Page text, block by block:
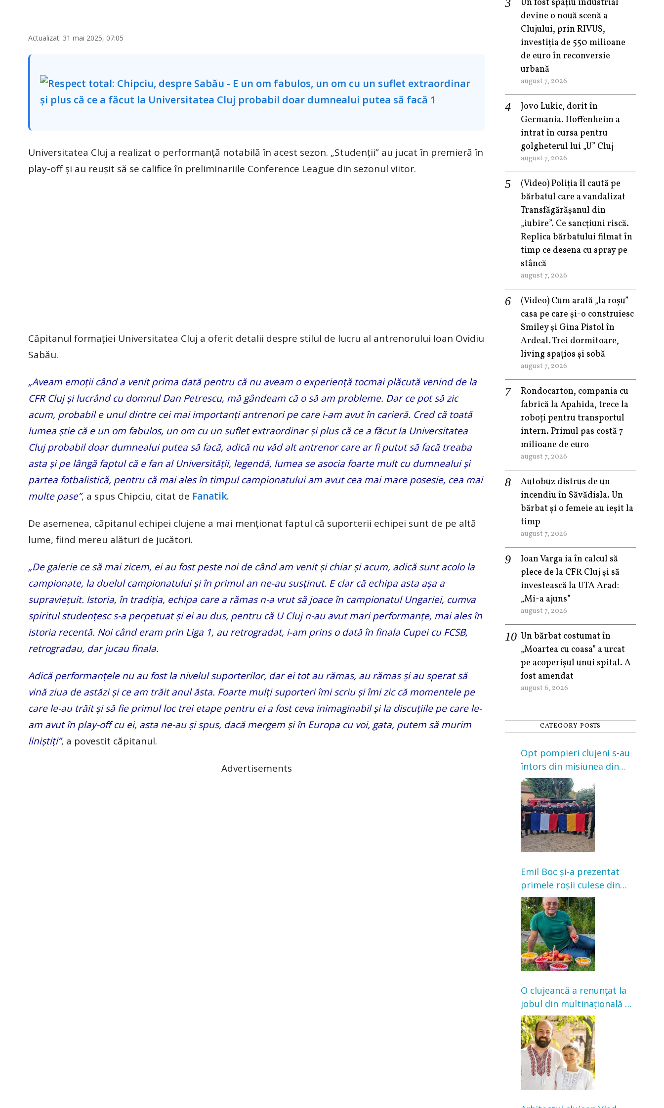
Actualizat: 31 mai 2025, 07:05
Universitatea Cluj a realizat o performanță notabilă în acest sezon. „Studenții” au jucat în premieră în
play-off și au reușit să se califice în preliminariile Conference League din sezonul viitor.
Căpitanul formației Universitatea Cluj a oferit detalii despre stilul de lucru al antrenorului Ioan Ovidiu
Sabău.
„Aveam emoții când a venit prima dată pentru că nu aveam o experiență tocmai plăcută venind de la
CFR Cluj și lucrând cu domnul Dan Petrescu, mă gândeam că o să am probleme. Dar ce pot să zic
acum, probabil e unul dintre cei mai importanți antrenori pe care i-am avut în carieră. Cred că toată
lumea știe că e un om fabulos, un om cu un suflet extraordinar și plus că ce a făcut la Universitatea
Cluj probabil doar dumnealui putea să facă, adică nu văd alt antrenor care ar fi putut să facă treaba
asta și pe lângă faptul că e fan al Universității, legendă, lumea se asocia foarte mult cu dumnealui și
partea fotbalistică, pentru că mai ales în timpul campionatului am avut cea mai mare posesie, cea mai
multe pase”, a spus Chipciu, citat de Fanatik.
De asemenea, căpitanul echipei clujene a mai menționat faptul că suporterii echipei sunt de pe altă
lume, fiind mereu alături de jucători.
„De galerie ce să mai zicem, ei au fost peste noi de când am venit și chiar și acum, adică sunt acolo la
campionate, la duelul campionatului și în primul an ne-au susținut. E clar că echipa asta așa a
supraviețuit. Istoria, în tradiția, echipa care a rămas n-a vrut să joace în campionatul Ungariei, cumva
spiritul studențesc s-a perpetuat și ei au dus, pentru că U Cluj n-au avut mari performanțe, mai ales în
istoria recentă. Noi când eram prin Liga 1, au retrogradat, i-am prins o dată în finala Cupei cu FCSB,
retrogradau, dar jucau finala.
Adică performanțele nu au fost la nivelul suporterilor, dar ei tot au rămas, au rămas și au sperat să
vină ziua de astăzi și ce am trăit anul ăsta. Foarte mulți suporteri îmi scriu și îmi zic că momentele pe
care le-au trăit și să fie primul loc trei etape pentru ei a fost ceva inimaginabil și la discuțiile pe care le-
am avut în play-off cu ei, asta ne-au și spus, dacă mergem și în Europa cu voi, gata, putem să murim
liniștiți”, a povestit căpitanul.
Advertisements
Un fost spațiu industrial
devine o nouă scenă a
Clujului, prin RIVUS,
investiția de 550 milioane
de euro în reconversie
urbană
august 7, 2026
Jovo Lukic, dorit în
Germania. Hoffenheim a
intrat în cursa pentru
golgheterul lui „U” Cluj
august 7, 2026
(Video) Poliția îl caută pe
bărbatul care a vandalizat
Transfăgărășanul din
„iubire”. Ce sancțiuni riscă.
Replica bărbatului filmat în
timp ce desena cu spray pe
stâncă
august 7, 2026
(Video) Cum arată „la roşu”
casa pe care şi-o construiesc
Smiley şi Gina Pistol în
Ardeal. Trei dormitoare,
living spațios și sobă
august 7, 2026
Rondocarton, compania cu
fabrică la Apahida, trece la
roboți pentru transportul
intern. Primul pas costă 7
milioane de euro
august 7, 2026
Autobuz distrus de un
incendiu în Săvădisla. Un
bărbat și o femeie au ieșit la
timp
august 7, 2026
Ioan Varga ia în calcul să
plece de la CFR Cluj și să
investească la UTA Arad:
„Mi-a ajuns”
august 7, 2026
Un bărbat costumat în
„Moartea cu coasa” a urcat
pe acoperișul unui spital. A
fost amendat
august 6, 2026
CATEGORY POSTS
Opt pompieri clujeni s-au
întors din misiunea din
Franța. Au intervenit la
incendii de vegetație și
pădure
Emil Boc și-a prezentat
primele roșii culese din
grădină: „Niciun magazin
nu poate oferi această
satisfacție”
O clujeancă a renunțat la
jobul din multinațională și
s-a mutat la țară. Acum
cultivă legume în grădina
bunicilor